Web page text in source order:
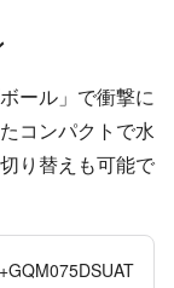
ール」で衝撃に
コンパクトで水
り替えも可能で